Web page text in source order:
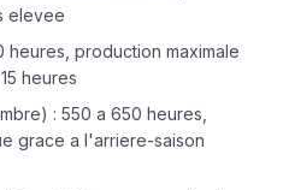
elevee
heures, production maximale
heures
: 550 a 650 heures,
grace a l'arriere-saison